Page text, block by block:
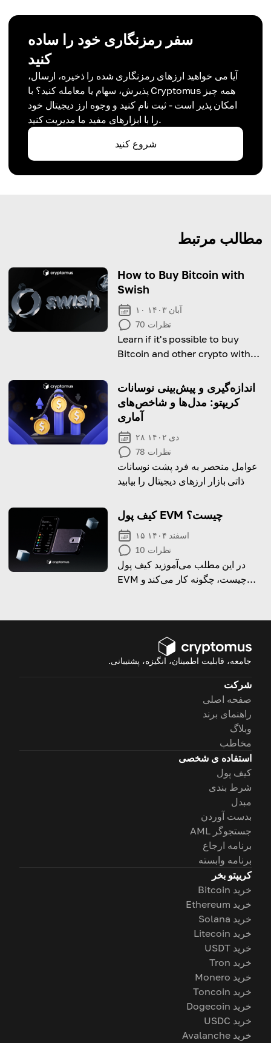
سفر رمزنگاری خود را ساده
کنید
آیا می خواهید ارزهای رمزنگاری شده را ذخیره، ارسال،
پذیرش، سهام یا معامله کنید؟ با Cryptomus همه چیز
امکان پذیر است - ثبت نام کنید و وجوه ارز دیجیتال خود
را با ابزارهای مفید ما مدیریت کنید.
شروع کنید
مطالب مرتبط
How to Buy Bitcoin with
Swish
۱۰ آبان ۱۴۰۳
70 نظرات
Learn if it's possible to buy
Bitcoin and other crypto with
اندازه‌گیری و پیش‌بینی نوسانات
کریپتو: مدل‌ها و شاخص‌های
آماری
۲۸ دی ۱۴۰۲
78 نظرات
عوامل منحصر به فرد پشت نوسانات
ذاتی بازار ارزهای دیجیتال را بیابید
کیف پول EVM چیست؟
۱۵ اسفند ۱۴۰۴
10 نظرات
در این مطلب می‌آموزید کیف پول
EVM چیست، چگونه کار می‌کند و
جامعه، قابلیت اطمینان، انگیزه، پشتیبانی.
شرکت
صفحه اصلی
راهنمای برند
وبلاگ
مخاطب
استفاده ی شخصی
کیف پول
شرط بندی
مبدل
بدست آوردن
جستجوگر AML
برنامه ارجاع
برنامه وابسته
کریپتو بخر
خرید Bitcoin
خرید Ethereum
خرید Solana
خرید Litecoin
خرید USDT
خرید Tron
خرید Monero
خرید Toncoin
خرید Dogecoin
خرید USDC
خرید Avalanche